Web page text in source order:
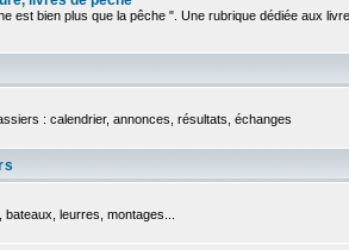
est bien plus que la pêche ". Une rubrique dédiée aux
: calendrier, annonces, résultats, échanges
leurres, montages...